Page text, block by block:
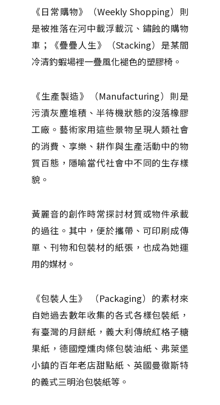
《日常購物》（Weekly Shopping）則
是被推落在河中載浮載沉、鏽蝕的購物
車；《疊疊人生》（Stacking）是某間
冷清釣蝦場裡一疊風化褪色的塑膠椅。
《生產製造》（Manufacturing）則是
污漬灰塵堆積、半待機狀態的沒落橡膠
工廠。藝術家用這些景物呈現人類社會
的消費、享樂、耕作與生產活動中的物
質百態，隱喻當代社會中不同的生存樣
貌。
黃麗音的創作時常探討材質或物件承載
的過往。其中，便於攜帶、可印刷成傳
單、刊物和包裝材的紙張，也成為她運
用的媒材。
《包裝人生》 （Packaging）的素材來
自她過去數年收集的各式各樣包裝紙，
有臺灣的月餅紙，義大利傳統紅格子糖
果紙，德國煙燻肉條包裝油紙、弗萊堡
小鎮的百年老店甜點紙、英國曼徹斯特
的義式三明治包裝紙等。